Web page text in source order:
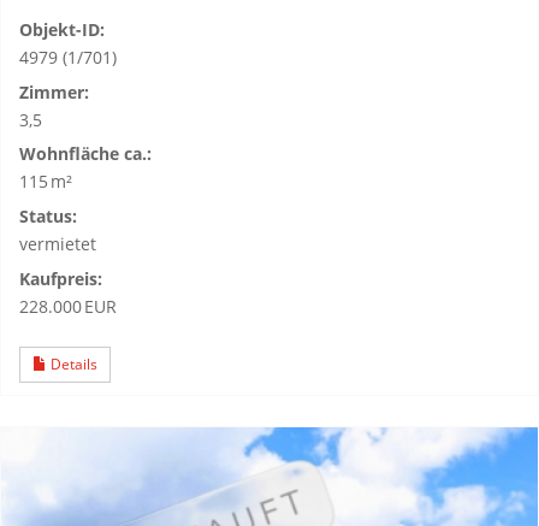
Objekt-ID:
4979 (1/701)
Zimmer:
3,5
Wohnfläche ca.:
115 m²
Status:
vermietet
Kaufpreis:
228.000 EUR
Details